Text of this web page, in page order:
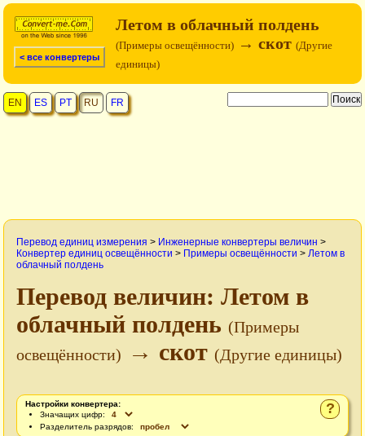
< все конвертеры
Летом в облачный полдень
(Примеры освещённости) → скот (Другие
единицы)
EN ES PT RU FR
Перевод единиц измерения > Инженерные конвертеры величин >
Конвертер единиц освещённости > Примеры освещённости > Летом в
облачный полдень
Перевод величин: Летом в
облачный полдень (Примеры
освещённости)
→ скот (Другие единицы)
?
Настройки конвертера:
Значащих цифр:
Разделитель разрядов: